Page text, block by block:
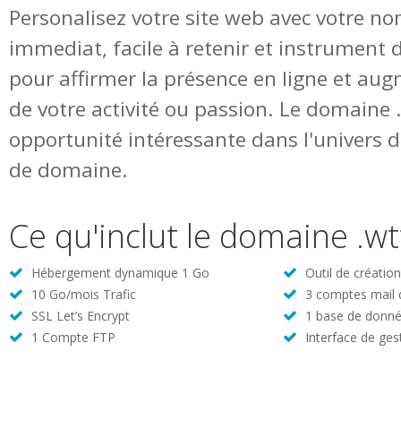
Personalisez votre site web avec votre
immediat, facile à retenir et instrument
pour affirmer la présence en ligne et
de votre activité ou passion. Le
opportunité intéressante dans l'univers
de domaine.
Ce qu'inclut le domaine
Hébergement dynamique 1 Go
Outil de
10 Go/mois Trafic
3 comptes mail
SSL Let’s Encrypt
1 base de
1 Compte FTP
Interface de